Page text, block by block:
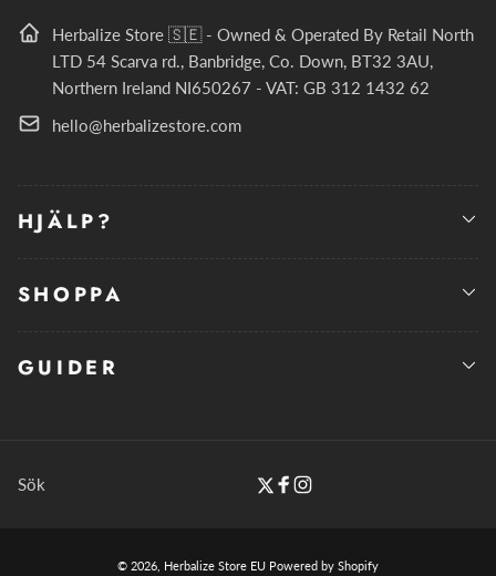
Herbalize Store 🇸🇪 - Owned & Operated By Retail North
LTD 54 Scarva rd., Banbridge, Co. Down, BT32 3AU,
Northern Ireland NI650267 - VAT: GB 312 1432 62
hello@herbalizestore.com
HJÄLP?
SHOPPA
GUIDER
Sök
Twitter
Facebook
Instagram
Betalningsmetoder
© 2026, Herbalize Store EU Powered by Shopify